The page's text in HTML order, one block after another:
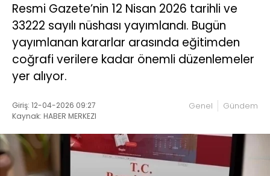
Resmi Gazete’nin 12 Nisan 2026 tarihli ve
33222 sayılı nüshası yayımlandı. Bugün
yayımlanan kararlar arasında eğitimden
coğrafi verilere kadar önemli düzenlemeler
yer alıyor.
Giriş: 12-04-2026 09:27
Kaynak: HABER MERKEZI
Genel Gündem